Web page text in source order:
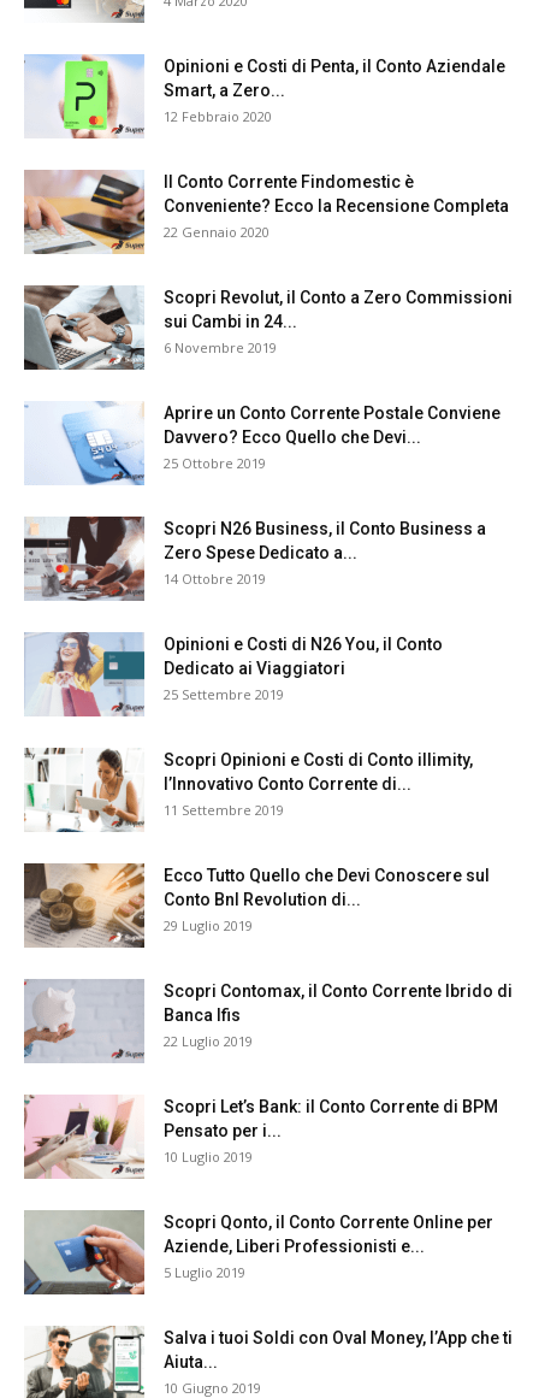
Opinioni e Costi di Penta, il Conto Aziendale
Smart, a Zero...
12 Febbraio 2020
Il Conto Corrente Findomestic è
Conveniente? Ecco la Recensione Completa
22 Gennaio 2020
Scopri Revolut, il Conto a Zero Commissioni
sui Cambi in 24...
6 Novembre 2019
Aprire un Conto Corrente Postale Conviene
Davvero? Ecco Quello che Devi...
25 Ottobre 2019
Scopri N26 Business, il Conto Business a
Zero Spese Dedicato a...
14 Ottobre 2019
Opinioni e Costi di N26 You, il Conto
Dedicato ai Viaggiatori
25 Settembre 2019
Scopri Opinioni e Costi di Conto illimity,
l’Innovativo Conto Corrente di...
11 Settembre 2019
Ecco Tutto Quello che Devi Conoscere sul
Conto Bnl Revolution di...
29 Luglio 2019
Scopri Contomax, il Conto Corrente Ibrido di
Banca Ifis
22 Luglio 2019
Scopri Let’s Bank: il Conto Corrente di BPM
Pensato per i...
10 Luglio 2019
Scopri Qonto, il Conto Corrente Online per
Aziende, Liberi Professionisti e...
5 Luglio 2019
Salva i tuoi Soldi con Oval Money, l’App che ti
Aiuta...
10 Giugno 2019